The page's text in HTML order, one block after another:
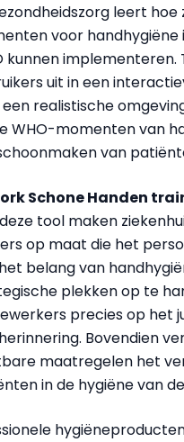
leert hoe
voor handhygiëne
kunnen implementeren.
uit in een
een realistische
WHO-momenten van
van
Schone Handen
tool maken
op maat die het
belang van
plekken op te
precies op het
Bovendien
maatregelen het
in de hygiëne van